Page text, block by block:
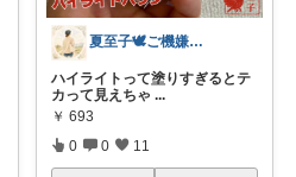
夏至子🕊️ご機嫌シングルライフ
ハイライトって塗りすぎるとテ
カって見えちゃ ...
￥ 693
0 0 11